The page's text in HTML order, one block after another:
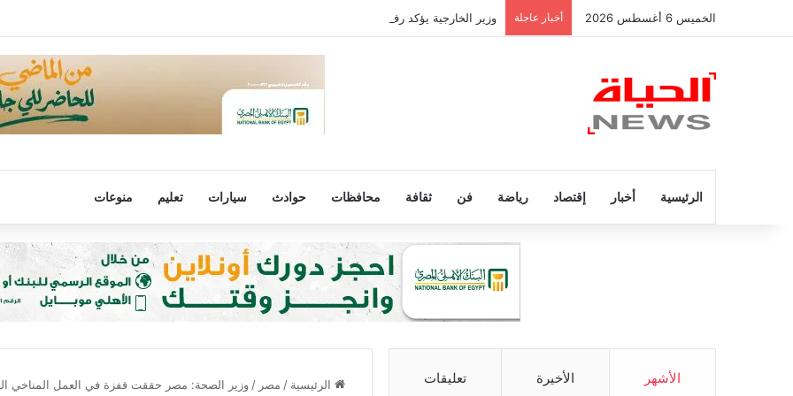
الخميس 6 أغسطس 2026 أخبار عاجلة وزير الخارجية يؤكد رفض مصر لتهجير الفلسطينيين أو المساس بالوضع فى القدس
الرئيسية أخبار إقتصاد رياضة فن ثقافة محافظات حوادث سيارات تعليم منوعات
الرئيسية / مصر / وزير الصحة: مصر حققت قفزة في العمل المناخي الأشهر الأخيرة تعليقات